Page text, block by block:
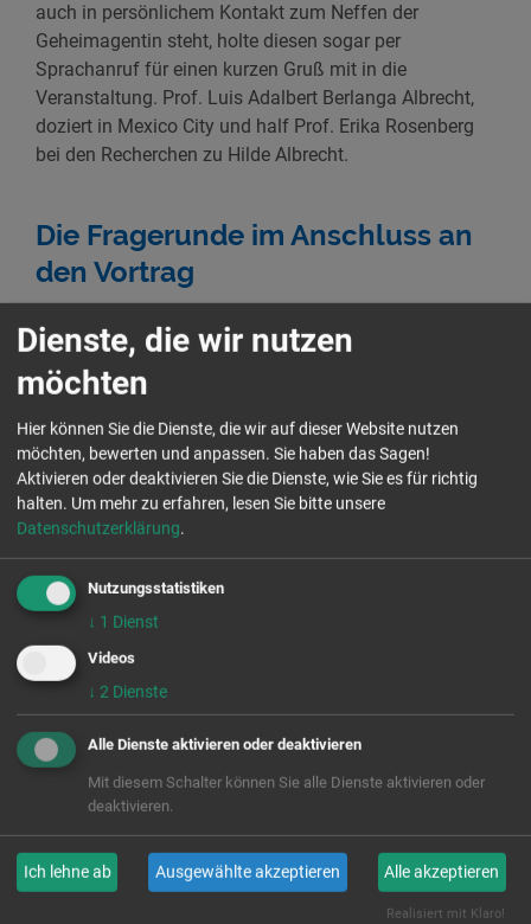
auch in persönlichem Kontakt zum Neffen der
Geheimagentin steht, holte diesen sogar per
Sprachanruf für einen kurzen Gruß mit in die
Veranstaltung. Prof. Luis Adalbert Berlanga Albrecht,
doziert in Mexico City und half Prof. Erika Rosenberg
bei den Recherchen zu Hilde Albrecht.
Die Fragerunde im Anschluss an
den Vortrag
anregenden Vortrag bedankte, wurden Fragen an Erika
Rosenberg gestellt und es entstand eine rege
Einblick in die, für Hilde Albrecht selbst, gefährlichen
Taten der intelligenten und empathischen, aber bisher
weitgehend unbekannten Geheimagentin geben. Es
wurde deutlich, dass ein reges Interesse insbesondere
an Beweggründen und Motiven der Hilde Albrecht
bestand. Deutlich wurde aber auch, dass die Antworten
auf viele Fragen erst durch weitere
Forschungsbemühungen gegeben werden können.
Starke Frauen
Als Tochter von nach Argentinien geflohenen jüdischen
Holocaust Überlebenden recherchiert Prof. Erika
Rosenberg über das Leben und Wirken stiller Heldinnen
und starker Frauen des 20. Jahrhunderts, denn „es
waren auch Frauen, die sich für die Demokratie,
Gerechtigkeit und Freiheit eingesetzt haben“. Prof.
Dienste, die wir nutzen
möchten
Hier können Sie die Dienste, die wir auf dieser Website nutzen
möchten, bewerten und anpassen. Sie haben das Sagen!
Aktivieren oder deaktivieren Sie die Dienste, wie Sie es für richtig
halten. Um mehr zu erfahren, lesen Sie bitte unsere
Datenschutzerklärung.
Nutzungsstatistiken
↓ 1 Dienst
Videos
↓ 2 Dienste
Alle Dienste aktivieren oder deaktivieren
Mit diesem Schalter können Sie alle Dienste aktivieren oder
deaktivieren.
Ich lehne ab Ausgewählte akzeptieren Alle akzeptieren
Realisiert mit Klaro!